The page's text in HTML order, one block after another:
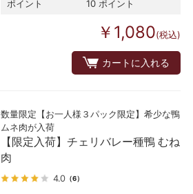
ポイント 10 ポイント
￥1,080(税込)
カートに入れる
数量限定【お一人様３パック限定】希少な鴨
ムネ肉が入荷
【限定入荷】チェリバレー種鴨 むね
肉
4.0 （6）